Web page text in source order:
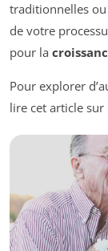
traditionnelles
de votre
pour la
Pour explorer
lire cet article sur